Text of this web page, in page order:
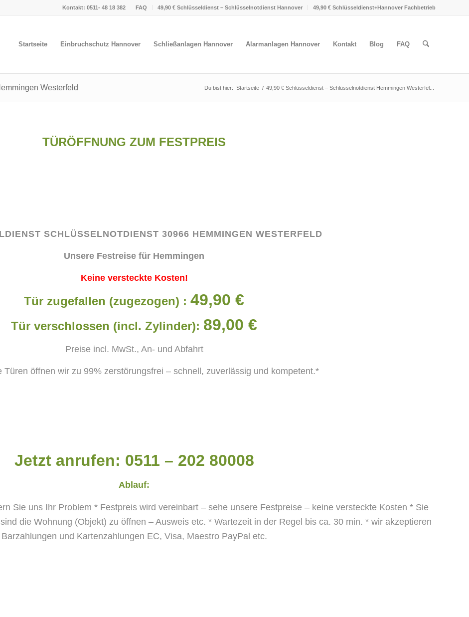
FAQ 49,90 € Schlüsseldienst – Schlüsselnotdienst Hannover 49,90 € Schlüsseldienst+Hannover Fachbetrieb
Kontakt: 0511- 48 18 382
Startseite Einbruchschutz Hannover Schließanlagen Hannover Alarmanlagen Hannover Kontakt Blog FAQ
Westerfeld Du bist hier: Startseite / 49,90 € Schlüsseldienst – Schlüsselnotdienst Hemmingen Westerfel...
TÜRÖFFNUNG ZUM FESTPREIS
SCHLÜSSELNOTDIENST 30966 HEMMINGEN WESTERFELD
Unsere Festreise für Hemmingen
Keine versteckte Kosten!
Tür zugefallen (zugezogen) : 49,90 €
Tür verschlossen (incl. Zylinder): 89,00 €
Preise incl. MwSt., An- und Abfahrt
Türen öffnen wir zu 99% zerstörungsfrei – schnell, zuverlässig und kompetent.*
Jetzt anrufen: 0511 – 202 80008
Ablauf:
Sie uns Ihr Problem * Festpreis wird vereinbart – sehe unsere Festpreise – keine versteckte Kosten * Sie
die Wohnung (Objekt) zu öffnen – Ausweis etc. * Wartezeit in der Regel bis ca. 30 min. * wir akzeptieren
Barzahlungen und Kartenzahlungen EC, Visa, Maestro PayPal etc.